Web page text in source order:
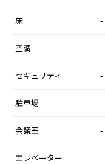
床 -
空調 -
セキュリティ -
駐車場 -
会議室 -
エレベーター -